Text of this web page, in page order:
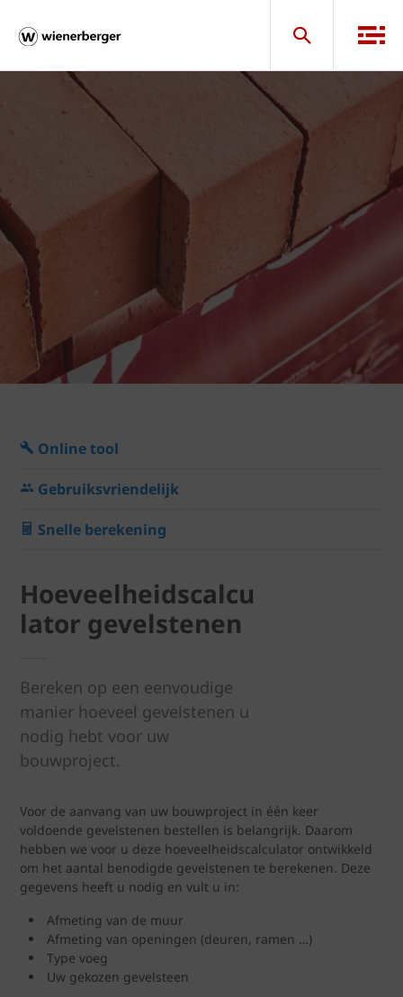
Online tool
Gebruiksvriendelijk
Snelle berekening
Hoeveelheidscalcu
lator gevelstenen
Bereken op een eenvoudige
manier hoeveel gevelstenen u
nodig hebt voor uw
bouwproject.
Voor de aanvang van uw bouwproject in één keer
voldoende gevelstenen bestellen is belangrijk. Daarom
hebben we voor u deze hoeveelheidscalculator ontwikkeld
om het aantal benodigde gevelstenen te berekenen. Deze
gegevens heeft u nodig en vult u in:
Afmeting van de muur
Afmeting van openingen (deuren, ramen …)
Type voeg
Uw gekozen gevelsteen